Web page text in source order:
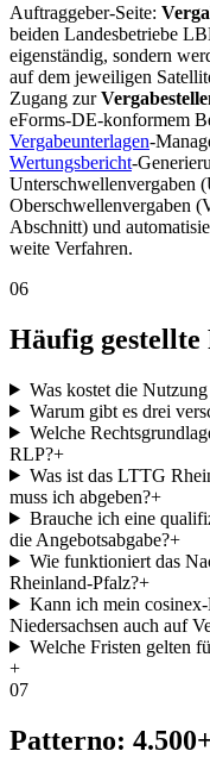
Auftraggeber-Seite:
beiden Landesbetriebe
eigenständig, sondern
auf dem jeweiligen
Zugang zur
eForms-DE-konformem
Vergabeunterlagen-
Wertungsbericht-
Unterschwellenvergaben
Oberschwellenvergaben
Abschnitt) und
weite Verfahren.
06
Häufig gestellte
Was kostet die
Warum gibt es drei
Welche
RLP?+
Was ist das LTTG
muss ich abgeben?+
Brauche ich eine
die Angebotsabgabe?+
Wie funktioniert das
Rheinland-Pfalz?+
Kann ich mein
Niedersachsen auch auf
Welche Fristen gelten
+
07
Patterno: